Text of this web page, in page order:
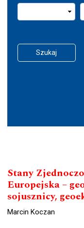
Szukaj
Stany
Europejska –
sojusznicy,
Marcin Koczan